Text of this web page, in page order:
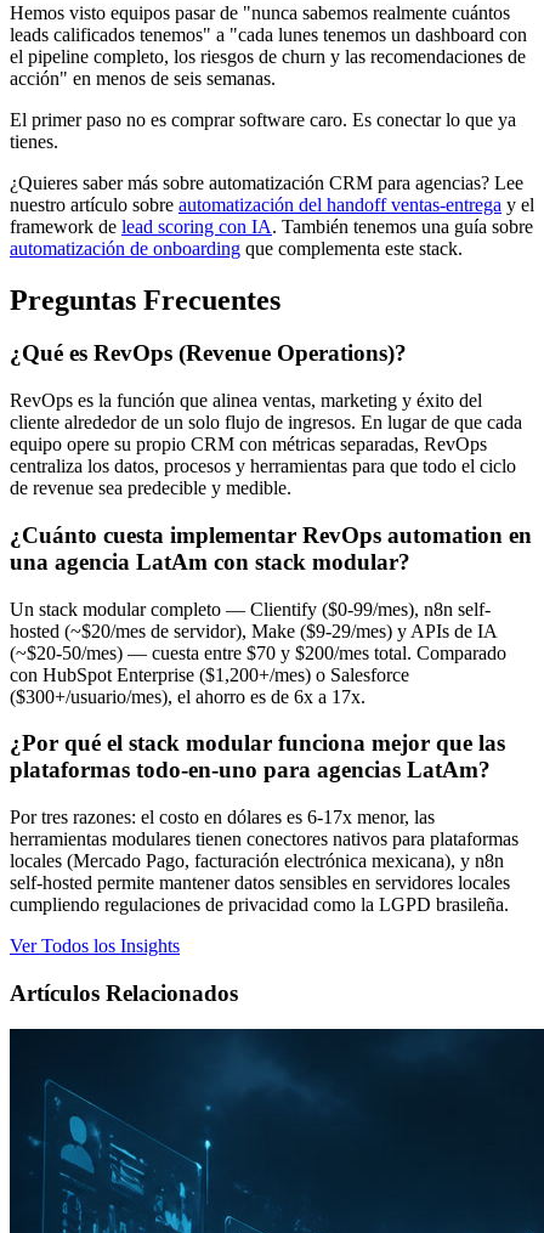
Hemos visto equipos pasar de "nunca sabemos realmente cuántos
leads calificados tenemos" a "cada lunes tenemos un dashboard con
el pipeline completo, los riesgos de churn y las recomendaciones de
acción" en menos de seis semanas.
El primer paso no es comprar software caro. Es conectar lo que ya
tienes.
¿Quieres saber más sobre automatización CRM para agencias? Lee
nuestro artículo sobre automatización del handoff ventas-entrega y el
framework de lead scoring con IA. También tenemos una guía sobre
automatización de onboarding que complementa este stack.
Preguntas Frecuentes
¿Qué es RevOps (Revenue Operations)?
RevOps es la función que alinea ventas, marketing y éxito del
cliente alrededor de un solo flujo de ingresos. En lugar de que cada
equipo opere su propio CRM con métricas separadas, RevOps
centraliza los datos, procesos y herramientas para que todo el ciclo
de revenue sea predecible y medible.
¿Cuánto cuesta implementar RevOps automation en
una agencia LatAm con stack modular?
Un stack modular completo — Clientify ($0-99/mes), n8n self-
hosted (~$20/mes de servidor), Make ($9-29/mes) y APIs de IA
(~$20-50/mes) — cuesta entre $70 y $200/mes total. Comparado
con HubSpot Enterprise ($1,200+/mes) o Salesforce
($300+/usuario/mes), el ahorro es de 6x a 17x.
¿Por qué el stack modular funciona mejor que las
plataformas todo-en-uno para agencias LatAm?
Por tres razones: el costo en dólares es 6-17x menor, las
herramientas modulares tienen conectores nativos para plataformas
locales (Mercado Pago, facturación electrónica mexicana), y n8n
self-hosted permite mantener datos sensibles en servidores locales
cumpliendo regulaciones de privacidad como la LGPD brasileña.
Ver Todos los Insights
Artículos Relacionados